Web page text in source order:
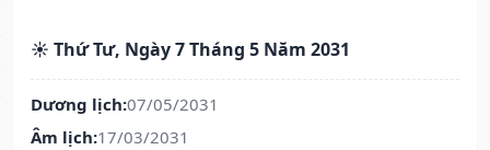
☀️ Thứ Tư, Ngày 7 Tháng 5 Năm 2031
Dương lịch:07/05/2031
Âm lịch:17/03/2031